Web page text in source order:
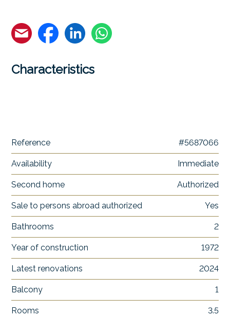
Characteristics
Reference #5687066
Availability Immediate
Second home Authorized
Sale to persons abroad authorized Yes
Bathrooms 2
Year of construction 1972
Latest renovations 2024
Balcony 1
Rooms 3.5